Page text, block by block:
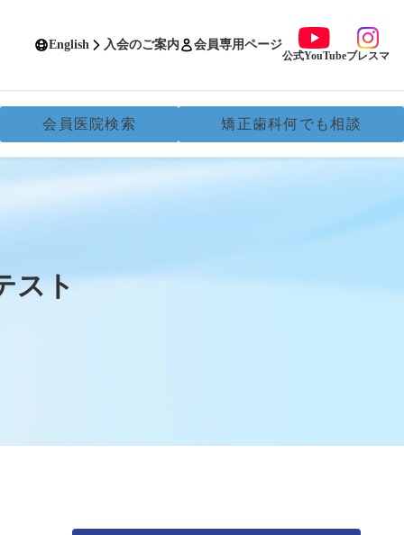
English 入会のご案内 会員専用ページ
公式YouTubeブレスマ
会員医院検索 矯正歯科何でも相談
スト